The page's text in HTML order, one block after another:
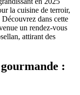
la cuisine de terroir,
dans cette
un rendez-vous
attirant des
: